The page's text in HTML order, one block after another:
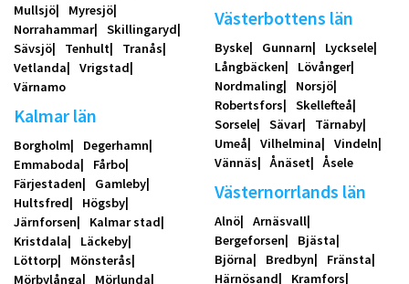
Mullsjö
Myresjö
Norrahammar
Skillingaryd
Sävsjö
Tenhult
Tranås
Vetlanda
Vrigstad
Värnamo
Kalmar län
Borgholm
Degerhamn
Emmaboda
Fårbo
Färjestaden
Gamleby
Hultsfred
Högsby
Järnforsen
Kalmar stad
Kristdala
Läckeby
Löttorp
Mönsterås
Mörbylånga
Mörlunda
Västerbottens län
Byske Gunnarn
Lycksele
Långbäcken
Lövånger
Nordmaling
Norsjö
Robertsfors
Skellefteå
Sorsele
Sävar
Tärnaby
Umeå
Vilhelmina
Vindeln
Vännäs
Ånäset Åsele
Västernorrlands län
Alnö
Arnäsvall
Bergeforsen
Bjästa
Björna
Bredbyn
Fränsta
Härnösand
Kramfors